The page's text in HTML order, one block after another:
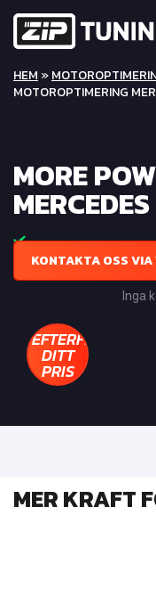
HEM »
MOTOROPTIMERING
MORE
KONTAKTA OSS
Inga
EFTERFRÅGA
DITT
PRIS
MER KRAFT